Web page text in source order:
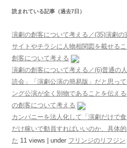
読まれている記事（過去7日）
演劇の創客について考える／(35)演劇の
サイトやチラシに人物相関図を載せるこ
創客について考える
演劇の創客について考える／(6)普通の
読会」「演劇公演の簡易版」だと思っ
ング公演が全く別物であることを伝える
の創客について考える
カンパニーを法人化して「演劇だけで
だけ稼いで動員すればいいのか、具体
た 11 views under フリンジのリフジン